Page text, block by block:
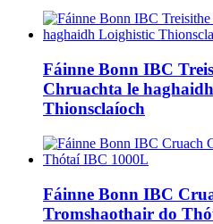
Fáinne Bonn IBC
Chruachta le
Thionsclaíoch
Fáinne Bonn IBC
Tromshaothair do